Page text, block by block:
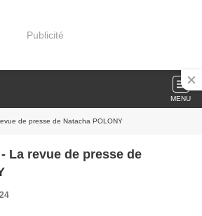
Publicité
MENU
de presse de Natacha POLONY